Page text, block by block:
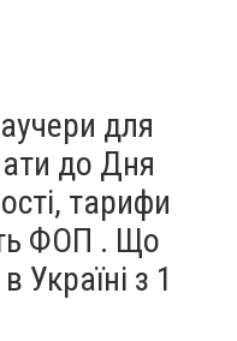
для
до Дня
тарифи
ФОП . Що
Україні з 1